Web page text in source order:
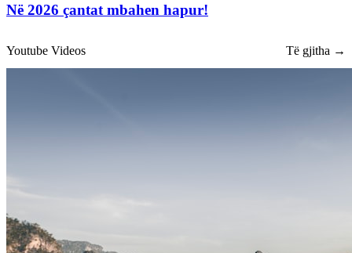
Në 2026 çantat mbahen hapur!
Youtube Videos Të gjitha →